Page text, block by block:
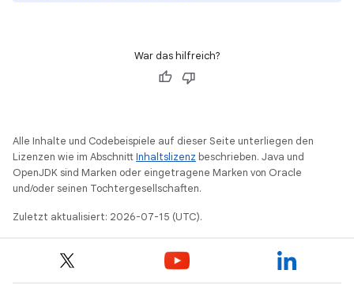
War das hilfreich?
Alle Inhalte und Codebeispiele auf dieser Seite unterliegen den
Lizenzen wie im AbschnittInhaltslizenz beschrieben. Java und
OpenJDK sind Marken oder eingetragene Marken von Oracle
und/oder seinen Tochtergesellschaften.
Zuletzt aktualisiert: 2026-07-15 (UTC).